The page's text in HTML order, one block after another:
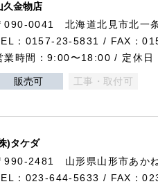
久金物店
090-0041 北海道北見市北一
：0157-23-5831 / FAX：
業時間：9:00〜18:00 / 定休日
販売可 工事・取付可
)タケダ
990-2481 山形県山形市あか
：023-644-5633 / FAX：